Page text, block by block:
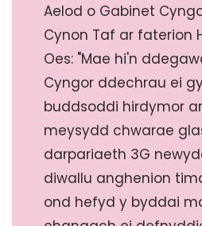
Aelod o Gabinet
Cynon Taf ar faterion
Oes: "Mae hi'n
Cyngor ddechrau ei
buddsoddi hirdymor
meysydd chwarae
darpariaeth 3G
diwallu anghenion
ond hefyd y byddai